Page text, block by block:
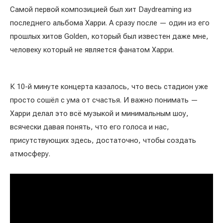
Самой первой композицией был хит Daydreaming из
последнего альбома Харри. А сразу после — один из его
прошлых хитов Golden, который был известен даже мне,
человеку который не является фанатом Харри.
К 10-й минуте концерта казалось, что весь стадион уже
просто сошёл с ума от счастья. И важно понимать —
Харри делал это всё музыкой и минимальным шоу,
всячески давая понять, что его голоса и нас,
присутствующих здесь, достаточно, чтобы создать
атмосферу.